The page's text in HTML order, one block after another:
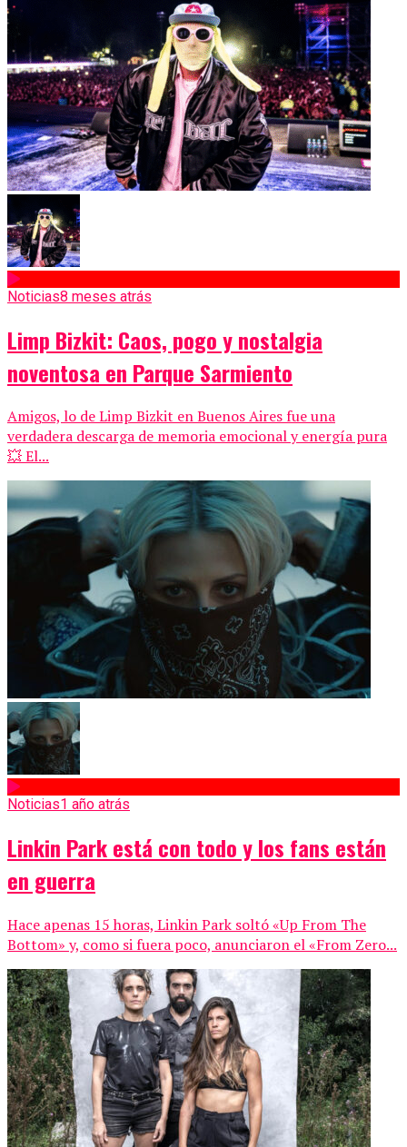
Noticias8 meses atrás
Limp Bizkit: Caos, pogo y nostalgia
noventosa en Parque Sarmiento
Amigos, lo de Limp Bizkit en Buenos Aires fue una
verdadera descarga de memoria emocional y energía pura
💥 El...
Noticias1 año atrás
Linkin Park está con todo y los fans están
en guerra
Hace apenas 15 horas, Linkin Park soltó «Up From The
Bottom» y, como si fuera poco, anunciaron el «From Zero...